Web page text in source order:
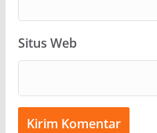
Situs Web